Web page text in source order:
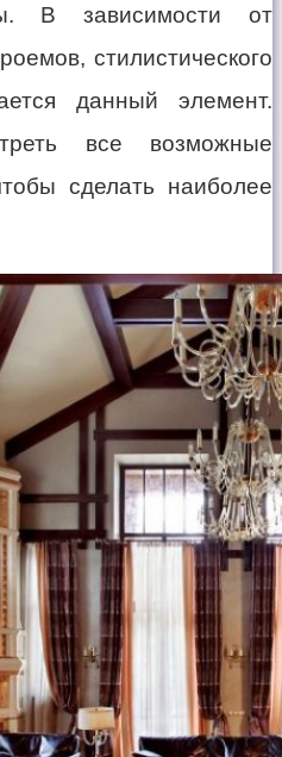
В зависимости от
стилистического
данный элемент.
все возможные
сделать наиболее